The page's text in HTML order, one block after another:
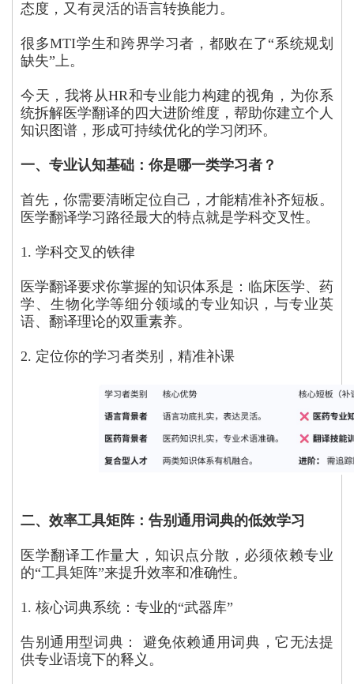
态度，又有灵活的语言转换能力。
很多MTI学生和跨界学习者，都败在了“系统规划
缺失”上。
今天，我将从HR和专业能力构建的视角，为你系
统拆解医学翻译的四大进阶维度，帮助你建立个人
知识图谱，形成可持续优化的学习闭环。
一、专业认知基础：你是哪一类学习者？
首先，你需要清晰定位自己，才能精准补齐短板。
医学翻译学习路径最大的特点就是学科交叉性。
1. 学科交叉的铁律
医学翻译要求你掌握的知识体系是：临床医学、药
学、生物化学等细分领域的专业知识，与专业英
语、翻译理论的双重素养。
2. 定位你的学习者类别，精准补课
二、效率工具矩阵：告别通用词典的低效学习
医学翻译工作量大，知识点分散，必须依赖专业
的“工具矩阵”来提升效率和准确性。
1. 核心词典系统：专业的“武器库”
告别通用型词典： 避免依赖通用词典，它无法提
供专业语境下的释义。